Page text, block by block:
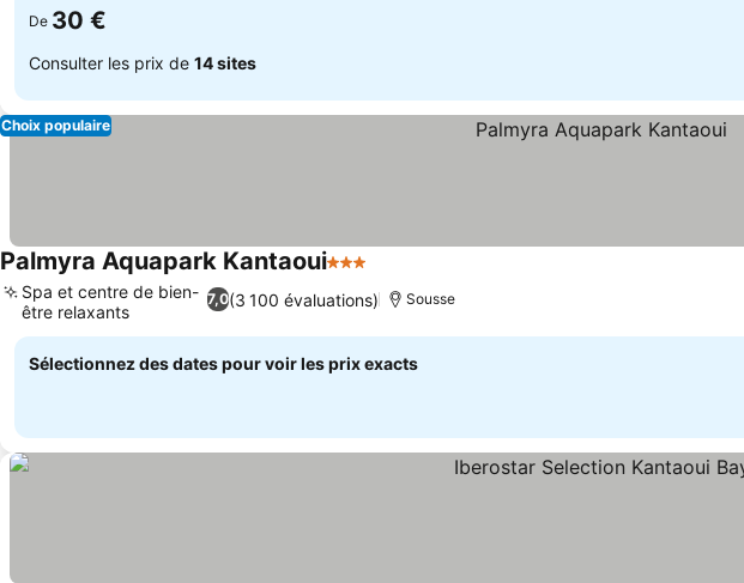
De 30 €
Consulter les prix de 14 sites
Choix populaire
Palmyra Aquapark Kantaoui3 Étoiles
7,0(3 100 évaluations)
Spa et centre de bien-
être relaxants
Sousse
Sélectionnez des dates pour voir les prix exacts